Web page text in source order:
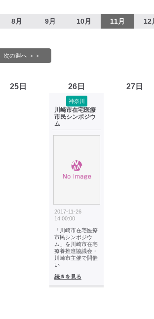
8月 9月 10月 11月 12
次の週へ ＞＞
25日 26日
神奈川
川崎市在宅医療
市民シンポジウ
ム
2017-11-26
14:00:00
「川崎市在宅医療
市民シンポジウ
ム」を川崎市在宅
療養推進協議会・
川崎市主催で開催
い
続きを見る
27日